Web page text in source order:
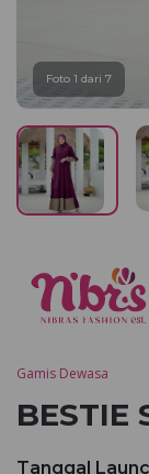
Foto 1 dari 7
Gamis Dewasa
BESTIE
Tanggal